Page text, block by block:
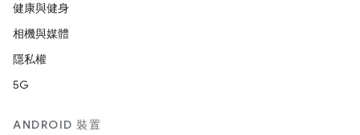
健康與健身
相機與媒體
隱私權
5G
ANDROID 裝置